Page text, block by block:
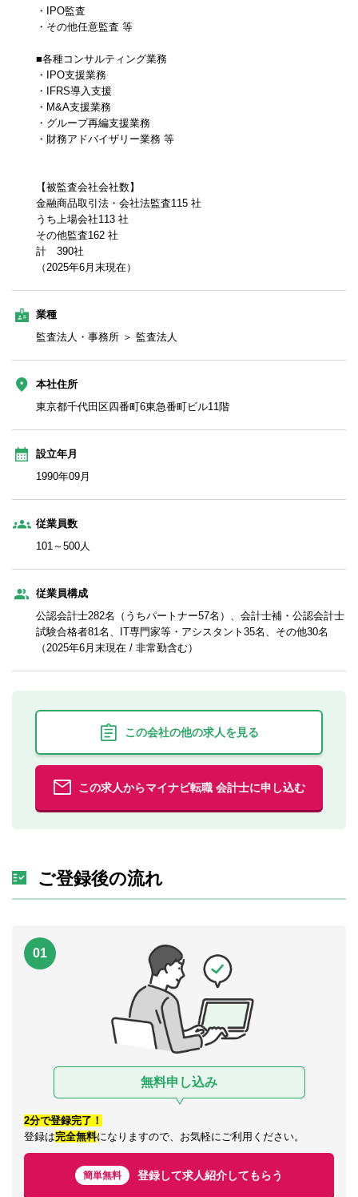
・IPO監査
・その他任意監査 等
■各種コンサルティング業務
・IPO支援業務
・IFRS導入支援
・M&A支援業務
・グループ再編支援業務
・財務アドバイザリー業務 等
【被監査会社会社数】
金融商品取引法・会社法監査115 社
うち上場会社113 社
その他監査162 社
計 390社
（2025年6月末現在）
業種
監査法人・事務所 ＞ 監査法人
本社住所
東京都千代田区四番町6東急番町ビル11階
設立年月
1990年09月
従業員数
101～500人
従業員構成
公認会計士282名（うちパートナー57名）、会計士補・公認会計士
試験合格者81名、IT専門家等・アシスタント35名、その他30名
（2025年6月末現在 / 非常勤含む）
この会社の他の求人を見る
この求人からマイナビ転職 会計士に申し込む
ご登録後の流れ
01
無料申し込み
2分で登録完了！
登録は完全無料になりますので、お気軽にご利用ください。
簡単無料 登録して求人紹介してもらう